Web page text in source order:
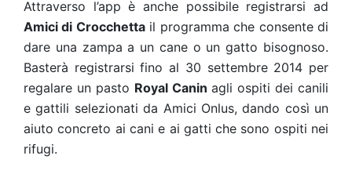
Attraverso l’app è anche possibile registrarsi ad
Amici di Crocchettail programma che consente di
dare una zampa a un cane o un gatto bisognoso.
Basterà registrarsi fino al 30 settembre 2014 per
regalare un pasto Royal Canin agli ospiti dei canili
e gattili selezionati da Amici Onlus, dando così un
aiuto concreto ai cani e ai gatti che sono ospiti nei
rifugi.